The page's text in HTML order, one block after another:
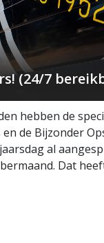
(24/7
hebben de
de Bijzonder
al
Dat